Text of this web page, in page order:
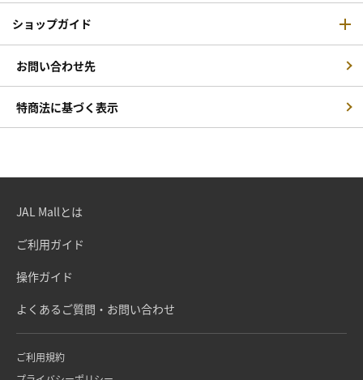
ショップガイド
お問い合わせ先
特商法に基づく表示
JAL Mallとは
ご利用ガイド
操作ガイド
よくあるご質問・お問い合わせ
ご利用規約